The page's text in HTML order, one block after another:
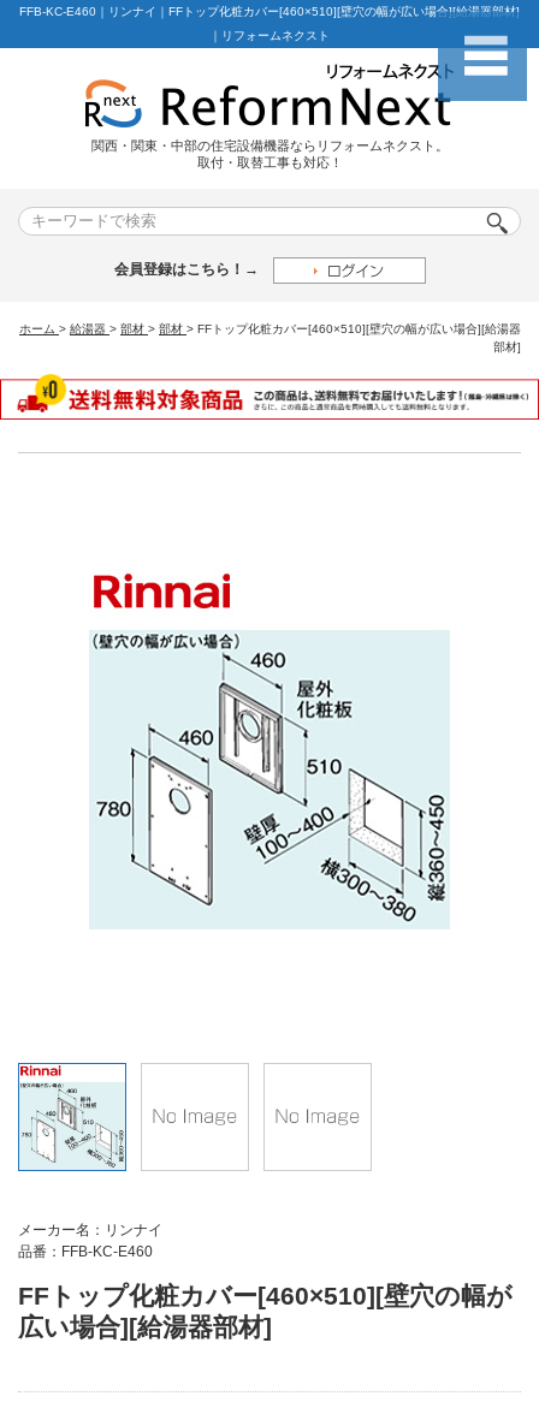
FFB-KC-E460｜リンナイ｜FFトップ化粧カバー[460×510][壁穴の幅が広い場合][給湯器部材]
｜リフォームネクスト
関西・関東・中部の住宅設備機器ならリフォームネクスト。
取付・取替工事も対応！
会員登録はこちら！→
ホーム > 給湯器 > 部材 > 部材 > FFトップ化粧カバー[460×510][壁穴の幅が広い場合][給湯器
部材]
メーカー名：リンナイ
品番：FFB-KC-E460
FFトップ化粧カバー[460×510][壁穴の幅が
広い場合][給湯器部材]